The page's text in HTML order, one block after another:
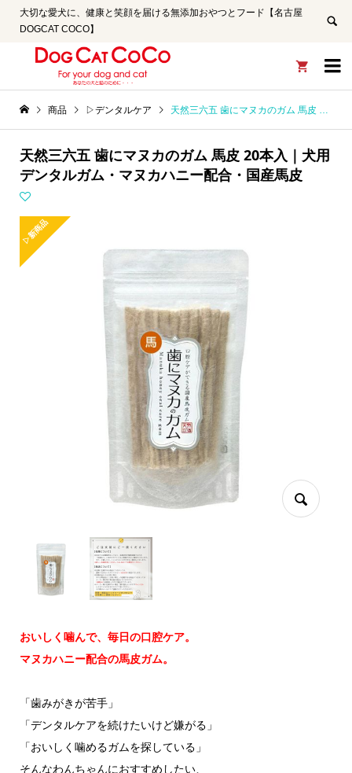
大切な愛犬に、健康と笑顔を届ける無添加おやつとフード【名古屋
DOGCAT COCO】


商品 ▷デンタルケア 天然三六五 歯にマヌカのガム 馬皮 20本入｜犬用デンタルガム・マヌカハニー配合・国産馬皮
天然三六五 歯にマヌカのガム 馬皮 20本入｜犬用
デンタルガム・マヌカハニー配合・国産馬皮
▷新商品
おいしく噛んで、毎日の口腔ケア。
マヌカハニー配合の馬皮ガム。
「歯みがきが苦手」
「デンタルケアを続けたいけど嫌がる」
「おいしく噛めるガムを探している」
そんなわんちゃんにおすすめしたい、